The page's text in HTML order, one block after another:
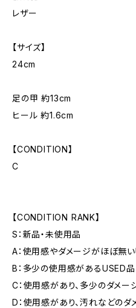
レザー
【サイズ】
24cm
足の甲 約13cm
ヒール 約1.6cm
【CONDITION】
C
【CONDITION RANK】
S：新品・未使用品
A：使用感やダメージがほぼ無
B：多少の使用感があるUSED品
C：使用感があり、多少のダメ
D：使用感があり、汚れなどの